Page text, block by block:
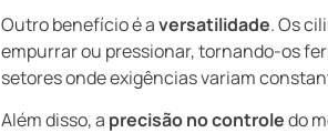
Outro benefício é aversatilidade. Os
empurrar ou pressionar, tornando-os
setores onde exigências variam
Além disso, a precisão no controledo